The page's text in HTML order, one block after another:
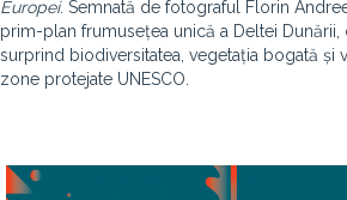
Europei. Semnată de fotograful Florin
prim-plan frumusețea unică a Deltei Dunării,
surprind biodiversitatea, vegetația bogată și
zone protejate UNESCO.